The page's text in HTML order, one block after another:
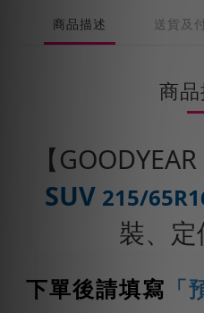
商品描述 送貨及
商
【
SUV 215/
裝、
下單後請填寫